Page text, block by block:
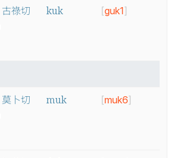
古祿切 kuk [guk1]
莫卜切 muk [muk6]